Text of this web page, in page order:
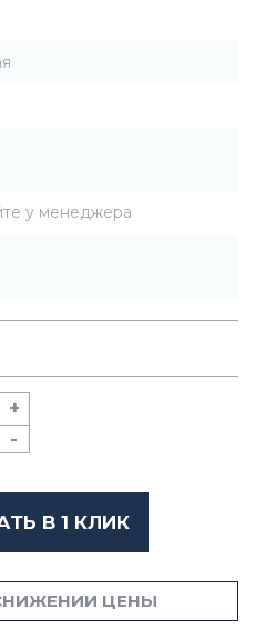
у менеджера
+
-
В 1 КЛИК
ЦЕНЫ